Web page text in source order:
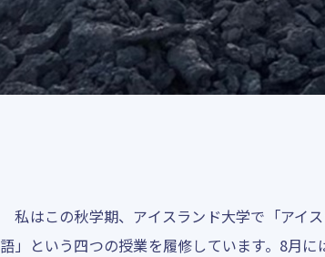
私はこの秋学期、アイスランド大学で「アイ
語」という四つの授業を履修しています。8月